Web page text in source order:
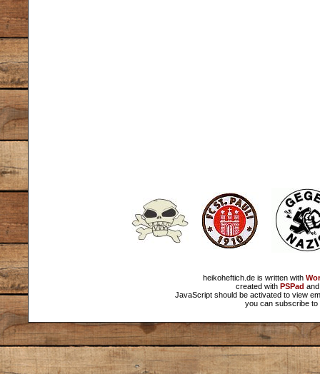
heikoheftich.de is written with
created with PSPad
JavaScript should be activated to view
you can subscribe